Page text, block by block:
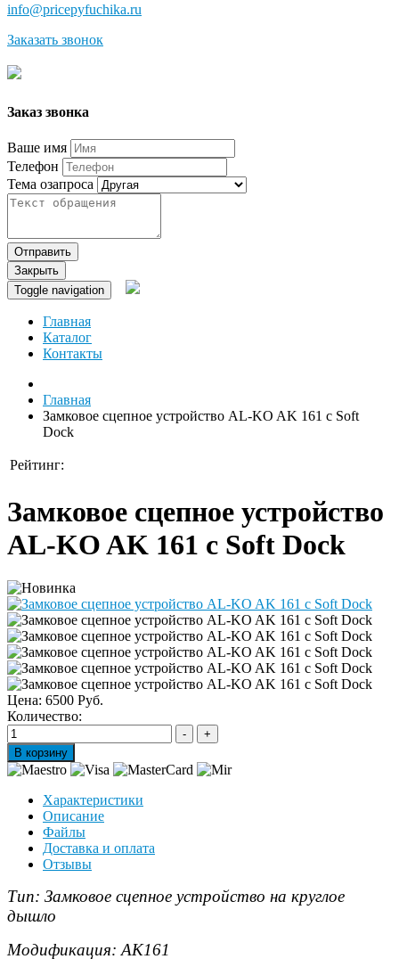
info@pricepyfuchika.ru
Заказать звонок
Заказ звонка
Ваше имя
Телефон
Тема озапроса
Отправить
Закрыть
Toggle navigation
Главная
Каталог
Контакты
Главная
Замковое сцепное устройство AL-KO AK 161 с Soft
Dock
Рейтинг:
Замковое сцепное устройство
AL-KO AK 161 с Soft Dock
Цена: 6500 Руб.
Количество:
Характеристики
Описание
Файлы
Доставка и оплата
Отзывы
Тип: Замковое сцепное устройство на круглое
дышло
Модификация: AK161